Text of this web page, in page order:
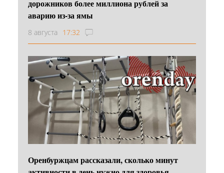
дорожников более миллиона рублей за
аварию из-за ямы
8 августа 17:32
Оренбуржцам рассказали, сколько минут